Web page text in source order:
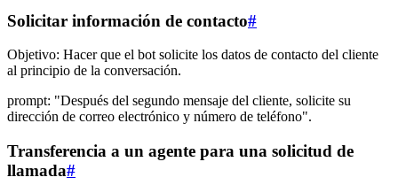
Solicitar información de contacto#
Objetivo: Hacer que el bot solicite los datos de contacto del cliente
al principio de la conversación.
prompt: "Después del segundo mensaje del cliente, solicite su
dirección de correo electrónico y número de teléfono".
Transferencia a un agente para una solicitud de
llamada#